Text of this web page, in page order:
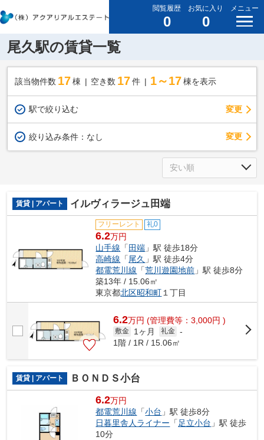
閲覧履歴
0
お気に入り
0
メニュー
尾久駅の賃貸一覧
該当物件数 17棟 空き数 17 件 1～17 棟を表示
駅で絞り込む 変更
絞り込み条件： なし 変更
賃貸 | アパート イルヴィラージュ田端
フリーレント 礼0
6.2万円
山手線 「 田端 」駅 徒歩18分
高崎線 「尾久 」駅 徒歩4分
都電荒川線 「荒川遊園地前 」駅 徒歩8分
築13年 / 15.06㎡
東京都北区昭和町１丁目
6.2万円 (管理費等：3,000円 )
敷金 1ヶ月 礼金 -
1階 / 1R / 15.06㎡
賃貸 | アパート ＢＯＮＤＳ小台
6.2万円
都電荒川線 「小台 」駅 徒歩8分
日暮里舎人ライナー 「 足立小台 」駅 徒歩
10分